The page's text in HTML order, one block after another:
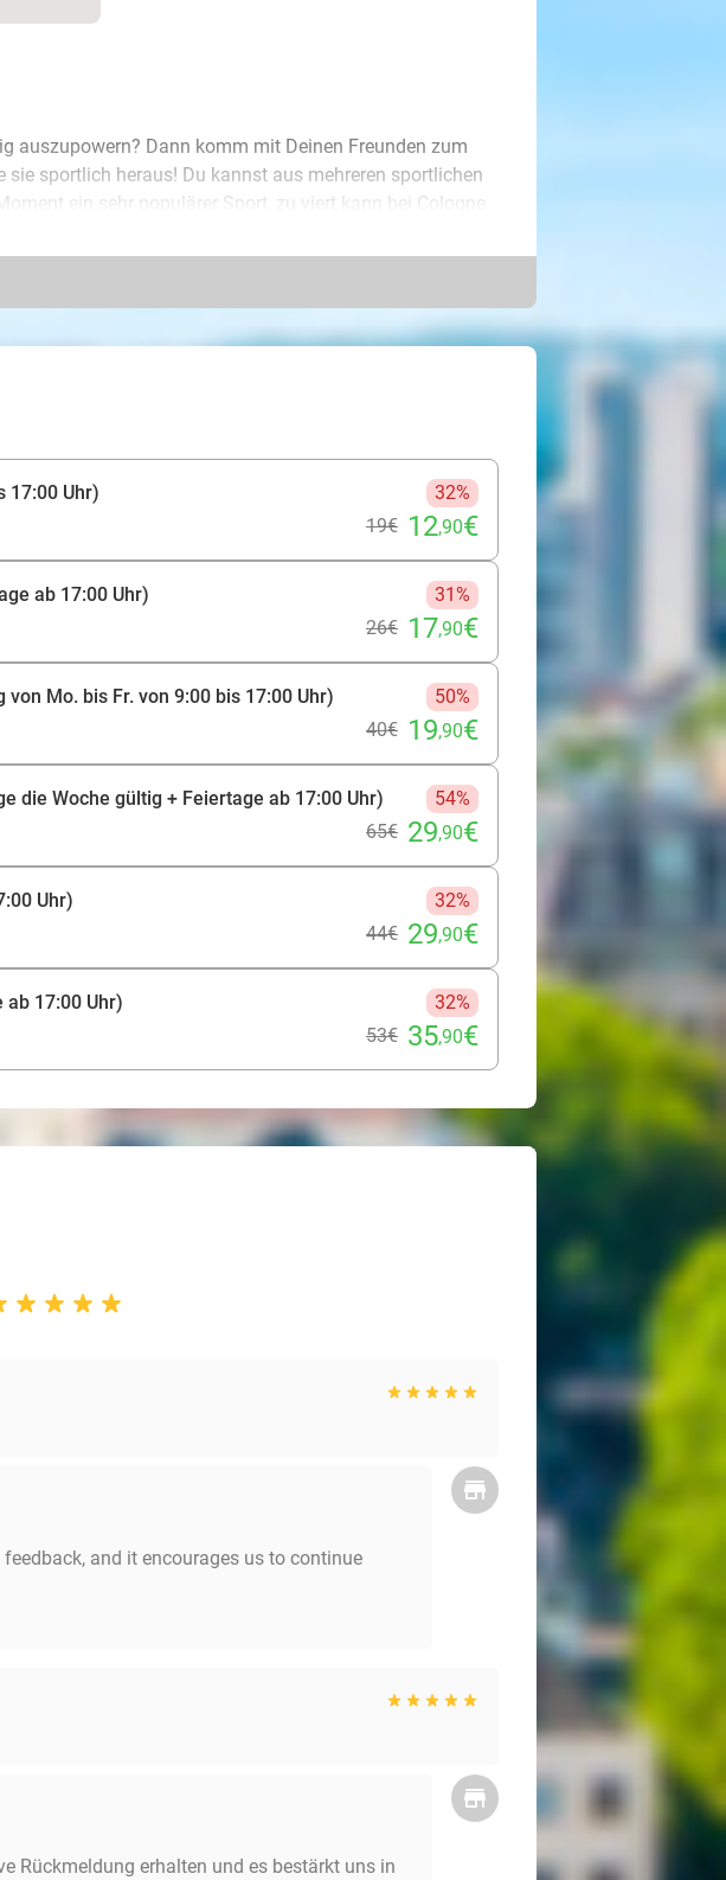
auszupowern? Dann komm mit Deinen Freunden zum
sie sportlich heraus! Du kannst aus mehreren sportlichen
ein sehr populärer Sport, zu viert kann bei Cologne
eine Stunde lang ein Fußballfeld, indoor oder outdoor,
Fans kommen auch auf ihre Kosten: Miete ein
dazu.
Freu Dich auf ein rundum versorgtes
17:00 Uhr)
32%
19€ 12,90€
ab 17:00 Uhr)
31%
26€ 17,90€
Mo. bis Fr. von 9:00 bis 17:00 Uhr)
50%
40€ 19,90€
die Woche gültig + Feiertage ab 17:00 Uhr)
54%
65€ 29,90€
Uhr)
32%
44€ 29,90€
ab 17:00 Uhr)
32%
53€ 35,90€
and it encourages us to continue
Rückmeldung erhalten und es bestärkt uns in